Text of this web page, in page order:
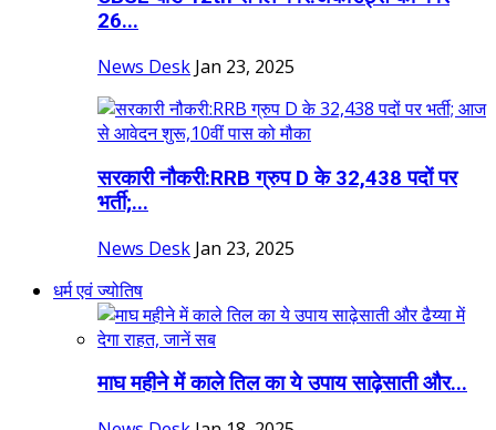
26...
News Desk Jan 23, 2025
सरकारी नौकरी:RRB ग्रुप D के 32,438 पदों पर
भर्ती;...
News Desk Jan 23, 2025
धर्म एवं ज्योतिष
माघ महीने में काले तिल का ये उपाय साढ़ेसाती और...